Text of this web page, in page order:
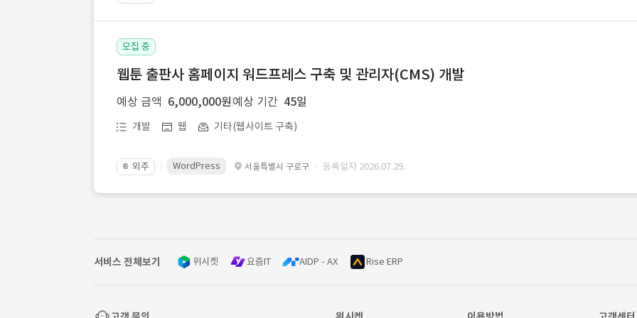
모집 중
웹툰 출판사 홈페이지 워드프레스 구축 및 관리자(CMS) 개발
예상 금액 6,000,000원 예상 기간 45일
개발 웹 기타(웹사이트 구축)
📔 외주 WordPress 서울특별시 구로구 · 등록일자 2026.07.29.
서비스 전체보기 위시켓 요즘IT AIDP - AX Rise ERP